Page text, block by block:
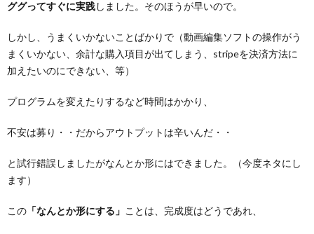
ググってすぐに実践しました。そのほうが早いので。
しかし、うまくいかないことばかりで（動画編集ソフトの操作がう
まくいかない、余計な購入項目が出てしまう、stripeを決済方法に
加えたいのにできない、等）
プログラムを変えたりするなど時間はかかり、
不安は募り・・だからアウトプットは辛いんだ・・
と試行錯誤しましたがなんとか形にはできました。（今度ネタにし
ます）
この 「なんとか形にする」 ことは、完成度はどうであれ、